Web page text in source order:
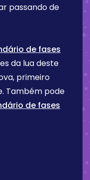
passando de
de fases
da lua deste
primeiro
Também pode
de fases